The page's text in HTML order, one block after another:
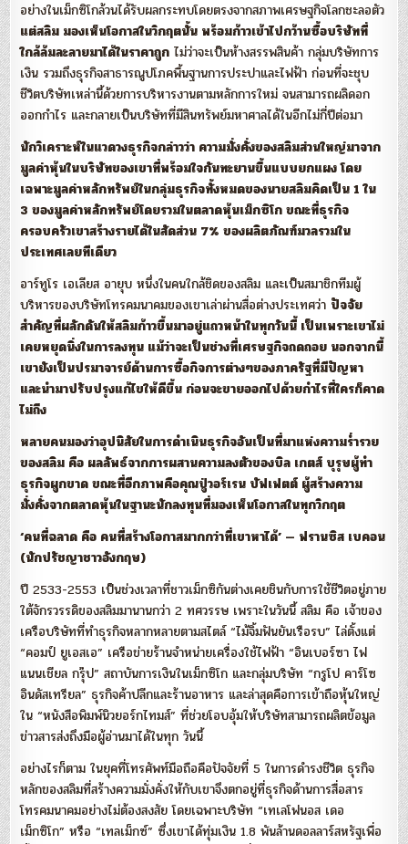
อย่างในเม็กซิโกล้วนได้รับผลกระทบโดยตรงจากสภาพเศรษฐกิจโลกชะลอตัว
แต่สลิม มองเห็นโอกาสในวิกฤตนั้น พร้อมก้าวเข้าไปกว้านซื้อบริษัทที่
ใกล้ล้มละลายมาได้ในราคาถูก ไม่ว่าจะเป็นห้างสรรพสินค้า กลุ่มบริษัทการ
เงิน รวมถึงธุรกิจสาธารณูปโภคพื้นฐานการประปาและไฟฟ้า ก่อนที่จะชุบ
ชีวิตบริษัทเหล่านี้ด้วยการบริหารงานตามหลักการใหม่ จนสามารถผลิดอก
ออกกำไร และกลายเป็นบริษัทที่มีสินทรัพย์มหาศาลได้ในอีกไม่กี่ปีต่อมา
นักวิเคราะห์ในแวดวงธุรกิจกล่าวว่า ความมั่งคั่งของสลิมส่วนใหญ่มาจาก
มูลค่าหุ้นในบริษัทของเขาที่พร้อมใจกันทะยานขึ้นแบบยกแผง โดย
เฉพาะมูลค่าหลักทรัพย์ในกลุ่มธุรกิจทั้งหมดของนายสลิมคิดเป็น 1 ใน
3 ของมูลค่าหลักทรัพย์โดยรวมในตลาดหุ้นเม็กซิโก ขณะที่ธุรกิจ
ครอบครัวเขาสร้างรายได้ในสัดส่วน 7% ของผลิตภัณฑ์มวลรวมใน
ประเทศเลยทีเดียว
อาร์ทูโร เอเลียส อายุบ หนึ่งในคนใกล้ชิดของสลิม และเป็นสมาชิกทีมผู้
บริหารของบริษัทโทรคมนาคมของเขาเล่าผ่านสื่อต่างประเทศว่า ปัจจัย
สำคัญที่ผลักดันให้สลิมก้าวขึ้นมาอยู่แถวหน้าในทุกวันนี้ เป็นเพราะเขาไม่
เคยหยุดนิ่งในการลงทุน แม้ว่าจะเป็นช่วงที่เศรษฐกิจถดถอย นอกจากนี้
เขายังเป็นปรมาจารย์ด้านการซื้อกิจการต่างๆของภาครัฐที่มีปัญหา
และนำมาปรับปรุงแก้ไขให้ดีขึ้น ก่อนจะขายออกไปด้วยกำไรที่ใครก็คาด
ไม่ถึง
หลายคนมองว่าอุปนิสัยในการดำเนินธุรกิจอันเป็นที่มาแห่งความร่ำรวย
ของสลิม คือ ผลลัพธ์จากการผสานความลงตัวของบิล เกตส์ บุรุษผู้ทำ
ธุรกิจผูกขาด ขณะที่อีกภาพคือคุณปู่วอร์เรน บัฟเฟตต์ ผู้สร้างความ
มั่งคั่งจากตลาดหุ้นในฐานะนักลงทุนที่มองเห็นโอกาสในทุกวิกฤต
‘คนที่ฉลาด คือ คนที่สร้างโอกาสมากกว่าที่เขาหาได้’ — ฟรานซิส เบคอน
(นักปรัชญาชาวอังกฤษ)
ปี 2533-2553 เป็นช่วงเวลาที่ชาวเม็กซิกันต่างเคยชินกับการใช้ชีวิตอยู่ภาย
ใต้จักรวรรดิของสลิมมานานกว่า 2 ทศวรรษ เพราะในวันนี้ สลิม คือ เจ้าของ
เครือบริษัทที่ทำธุรกิจหลากหลายตามสไตล์ “ไม้จิ้มฟันยันเรือรบ” ไล่ตั้งแต่
“คอมป์ ยูเอสเอ” เครือข่ายร้านจำหน่ายเครื่องใช้ไฟฟ้า “อินเบอร์ซา ไฟ
แนนเชียล กรุ๊ป” สถาบันการเงินในเม็กซิโก และกลุ่มบริษัท “กรูโป คาร์โซ
อินดัสเทรียล” ธุรกิจค้าปลีกและร้านอาหาร และล่าสุดคือการเข้าถือหุ้นใหญ่
ใน “หนังสือพิมพ์นิวยอร์กไทมส์” ที่ช่วยโอบอุ้มให้บริษัทสามารถผลิตข้อมูล
ข่าวสารส่งถึงมือผู้อ่านมาได้ในทุก วันนี้
อย่างไรก็ตาม ในยุคที่โทรศัพท์มือถือคือปัจจัยที่ 5 ในการดำรงชีวิต ธุรกิจ
หลักของสลิมที่สร้างความมั่งคั่งให้กับเขาจึงตกอยู่ที่ธุรกิจด้านการสื่อสาร
โทรคมนาคมอย่างไม่ต้องสงสัย โดยเฉพาะบริษัท “เทเลโฟนอส เดอ
เม็กซิโก” หรือ “เทลเม็กซ์” ซึ่งเขาได้ทุ่มเงิน 1.8 พันล้านดอลลาร์สหรัฐเพื่อ